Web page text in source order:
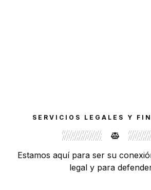
SERVICIOS LEGALES Y
Estamos aquí para ser su
legal y para